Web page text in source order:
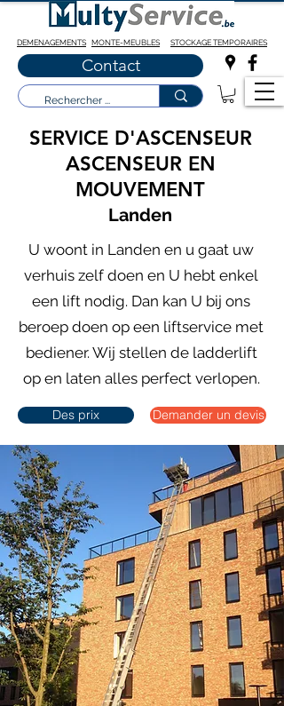
DEMENAGEMENTS MONTE-MEUBLES STOCKAGE TEMPORAIRES
Contact
SERVICE D'ASCENSEUR
ASCENSEUR EN
MOUVEMENT
Landen
U woont in Landen en u gaat uw
verhuis zelf doen en U hebt enkel
een lift nodig. Dan kan U bij ons
beroep doen op een liftservice met
bediener. Wij stellen de ladderlift
op en laten alles perfect verlopen.
Des prix Demander un devis